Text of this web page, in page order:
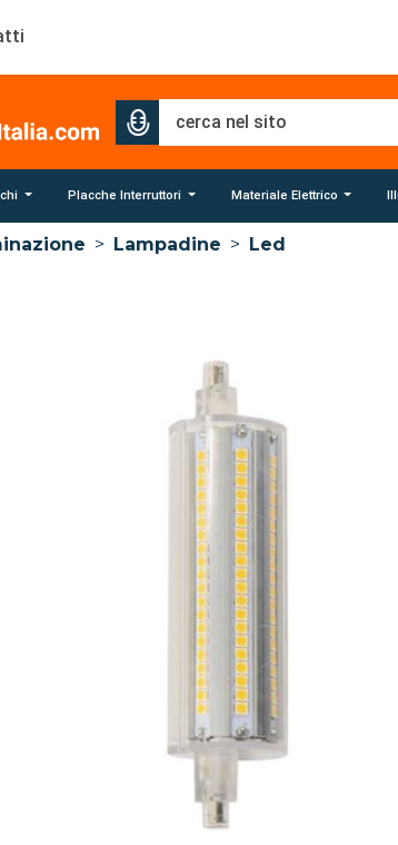
Placche Interruttori Materiale Elettrico
> Lampadine > Led